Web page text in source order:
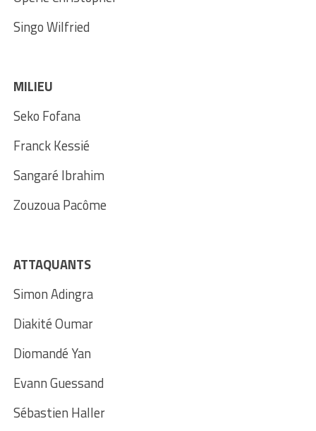
Singo Wilfried
MILIEU
Seko Fofana
Franck Kessié
Sangaré Ibrahim
Zouzoua Pacôme
ATTAQUANTS
Simon Adingra
Diakité Oumar
Diomandé Yan
Evann Guessand
Sébastien Haller